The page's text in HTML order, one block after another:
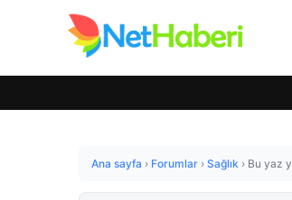
Ana sayfa › Forumlar › Sağlık › Bu yaz